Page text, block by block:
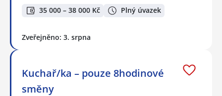
35 000 – 38 000 Kč Plný úvazek
Zveřejněno: 3. srpna
Kuchař/ka – pouze 8hodinové
směny